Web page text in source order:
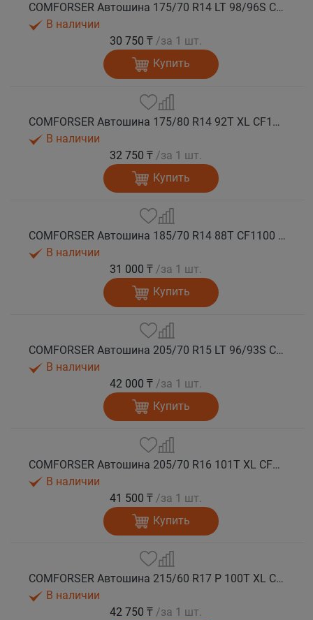
COMFORSER Автошина 175/70 R14 LT 98/96S CF1100 10PR RWL лето
В наличии
30 750 ₸ /за 1 шт.
Купить
COMFORSER Автошина 175/80 R14 92T XL CF1100 RWL лето
В наличии
32 750 ₸ /за 1 шт.
Купить
COMFORSER Автошина 185/70 R14 88T CF1100 OWL лето
В наличии
31 000 ₸ /за 1 шт.
Купить
COMFORSER Автошина 205/70 R15 LT 96/93S CF1100 6PR RWL лето
В наличии
42 000 ₸ /за 1 шт.
Купить
COMFORSER Автошина 205/70 R16 101T XL CF1100 RWL лето
В наличии
41 500 ₸ /за 1 шт.
Купить
COMFORSER Автошина 215/60 R17 P 100T XL CF1100 OWL лето
В наличии
42 750 ₸ /за 1 шт.